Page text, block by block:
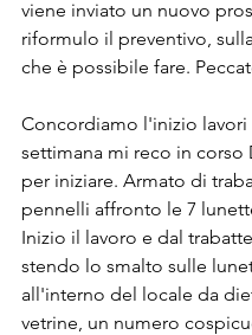
viene inviato un nuovo
riformulo il preventivo,
che è possibile fare.
Concordiamo l'inizio lavori
settimana mi reco in corso
per iniziare. Armato di
pennelli affronto le 7
Inizio il lavoro e dal
stendo lo smalto sulle
all'interno del locale da
vetrine, un numero